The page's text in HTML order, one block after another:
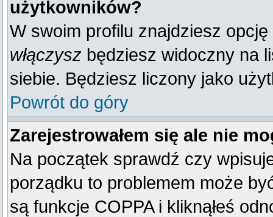
użytkowników?
W swoim profilu znajdziesz opcję
włączysz będziesz widoczny na
siebie. Będziesz liczony jako
Powrót do góry
Zarejestrowałem się ale nie
Na początek sprawdź czy
porządku to problemem może
są funkcje COPPA i kliknąłeś